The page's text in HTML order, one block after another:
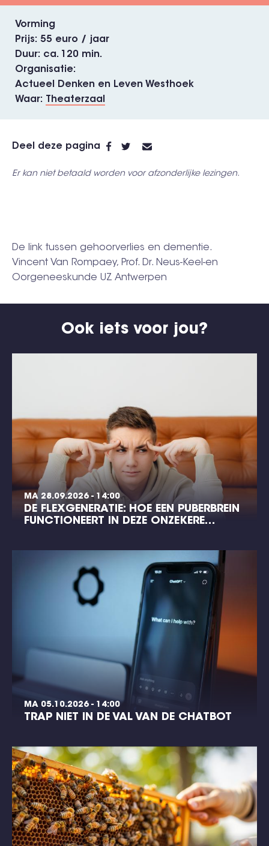
Vorming
Prijs
55 euro / jaar
Duur
ca. 120 min.
Organisatie
Actueel Denken en Leven Westhoek
Waar
Theaterzaal
Deel deze pagina
Er kan niet betaald worden voor afzonderlijke lezingen.
De link tussen gehoorverlies en dementie.
Vincent Van Rompaey, Prof. Dr. Neus-Keel-en
Oorgeneeskunde UZ Antwerpen
Ook iets voor jou?
MA 28.09.2026 - 14:00
DE FLEXGENERATIE: HOE EEN PUBERBREIN
FUNCTIONEERT IN DEZE ONZEKERE…
MA 05.10.2026 - 14:00
TRAP NIET IN DE VAL VAN DE CHATBOT